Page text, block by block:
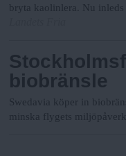
bryta kaolinlera. Nu
biobränsle
Swedavia köper in
minska flygets